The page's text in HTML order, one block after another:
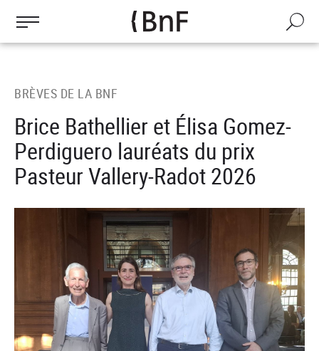
contenu
Recherche
BRÈVES DE LA BNF
Brice Bathellier et Élisa Gomez-
Perdiguero lauréats du prix
Pasteur Vallery-Radot 2026